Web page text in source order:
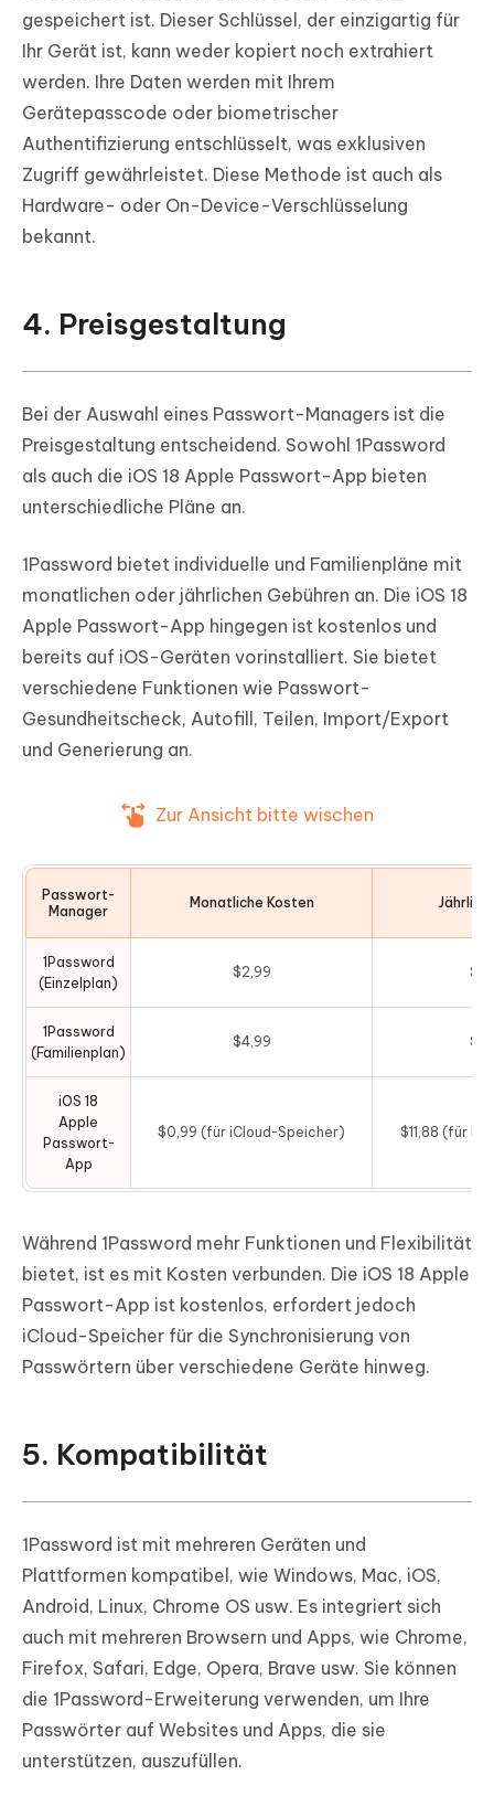
gespeichert ist. Dieser Schlüssel, der einzigartig für
Ihr Gerät ist, kann weder kopiert noch extrahiert
werden. Ihre Daten werden mit Ihrem
Gerätepasscode oder biometrischer
Authentifizierung entschlüsselt, was exklusiven
Zugriff gewährleistet. Diese Methode ist auch als
Hardware- oder On-Device-Verschlüsselung
bekannt.
4. Preisgestaltung
Bei der Auswahl eines Passwort-Managers ist die
Preisgestaltung entscheidend. Sowohl 1Password
als auch die iOS 18 Apple Passwort-App bieten
unterschiedliche Pläne an.
1Password bietet individuelle und Familienpläne mit
monatlichen oder jährlichen Gebühren an. Die iOS 18
Apple Passwort-App hingegen ist kostenlos und
bereits auf iOS-Geräten vorinstalliert. Sie bietet
verschiedene Funktionen wie Passwort-
Gesundheitscheck, Autofill, Teilen, Import/Export
und Generierung an.
Zur Ansicht bitte wischen
Passwort-
Manager
Monatliche Kosten
1Password
(Einzelplan)
$2,99
1Password
(Familienplan)
$4,99
iOS 18
Apple
Passwort-
App
$0,99 (für iCloud-Speicher) $11,88 (für
Während 1Password mehr Funktionen und Flexibilität
bietet, ist es mit Kosten verbunden. Die iOS 18 Apple
Passwort-App ist kostenlos, erfordert jedoch
iCloud-Speicher für die Synchronisierung von
Passwörtern über verschiedene Geräte hinweg.
5. Kompatibilität
1Password ist mit mehreren Geräten und
Plattformen kompatibel, wie Windows, Mac, iOS,
Android, Linux, Chrome OS usw. Es integriert sich
auch mit mehreren Browsern und Apps, wie Chrome,
Firefox, Safari, Edge, Opera, Brave usw. Sie können
die 1Password-Erweiterung verwenden, um Ihre
Passwörter auf Websites und Apps, die sie
unterstützen, auszufüllen.